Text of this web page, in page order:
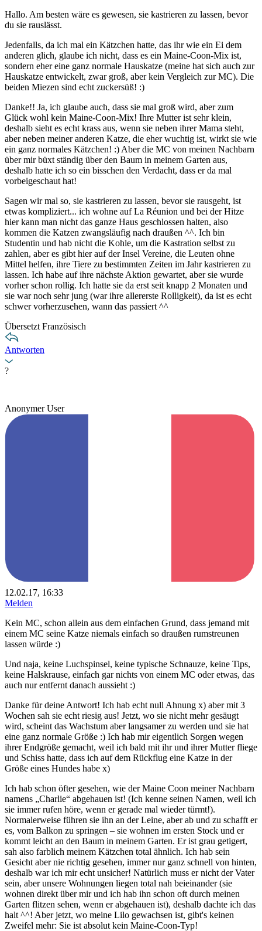
Hallo. Am besten wäre es gewesen, sie kastrieren zu lassen, bevor
du sie rauslässt.
Jedenfalls, da ich mal ein Kätzchen hatte, das ihr wie ein Ei dem
anderen glich, glaube ich nicht, dass es ein Maine-Coon-Mix ist,
sondern eher eine ganz normale Hauskatze (meine hat sich auch zur
Hauskatze entwickelt, zwar groß, aber kein Vergleich zur MC). Die
beiden Miezen sind echt zuckersüß! :)
Danke!! Ja, ich glaube auch, dass sie mal groß wird, aber zum
Glück wohl kein Maine-Coon-Mix! Ihre Mutter ist sehr klein,
deshalb sieht es echt krass aus, wenn sie neben ihrer Mama steht,
aber neben meiner anderen Katze, die eher wuchtig ist, wirkt sie wie
ein ganz normales Kätzchen! :) Aber die MC von meinen Nachbarn
über mir büxt ständig über den Baum in meinem Garten aus,
deshalb hatte ich so ein bisschen den Verdacht, dass er da mal
vorbeigeschaut hat!
Sagen wir mal so, sie kastrieren zu lassen, bevor sie rausgeht, ist
etwas kompliziert... ich wohne auf La Réunion und bei der Hitze
hier kann man nicht das ganze Haus geschlossen halten, also
kommen die Katzen zwangsläufig nach draußen ^^. Ich bin
Studentin und hab nicht die Kohle, um die Kastration selbst zu
zahlen, aber es gibt hier auf der Insel Vereine, die Leuten ohne
Mittel helfen, ihre Tiere zu bestimmten Zeiten im Jahr kastrieren zu
lassen. Ich habe auf ihre nächste Aktion gewartet, aber sie wurde
vorher schon rollig. Ich hatte sie da erst seit knapp 2 Monaten und
sie war noch sehr jung (war ihre allererste Rolligkeit), da ist es echt
schwer vorherzusehen, wann das passiert ^^
Übersetzt Französisch
Antworten
?
Anonymer User
12.02.17, 16:33
Melden
Kein MC, schon allein aus dem einfachen Grund, dass jemand mit
einem MC seine Katze niemals einfach so draußen rumstreunen
lassen würde :)
Und naja, keine Luchspinsel, keine typische Schnauze, keine Tips,
keine Halskrause, einfach gar nichts von einem MC oder etwas, das
auch nur entfernt danach aussieht :)
Danke für deine Antwort! Ich hab echt null Ahnung x) aber mit 3
Wochen sah sie echt riesig aus! Jetzt, wo sie nicht mehr gesäugt
wird, scheint das Wachstum aber langsamer zu werden und sie hat
eine ganz normale Größe :) Ich hab mir eigentlich Sorgen wegen
ihrer Endgröße gemacht, weil ich bald mit ihr und ihrer Mutter fliege
und Schiss hatte, dass ich auf dem Rückflug eine Katze in der
Größe eines Hundes habe x)
Ich hab schon öfter gesehen, wie der Maine Coon meiner Nachbarn
namens „Charlie“ abgehauen ist! (Ich kenne seinen Namen, weil ich
sie immer rufen höre, wenn er gerade mal wieder türmt!).
Normalerweise führen sie ihn an der Leine, aber ab und zu schafft er
es, vom Balkon zu springen – sie wohnen im ersten Stock und er
kommt leicht an den Baum in meinem Garten. Er ist grau getigert,
sah also farblich meinem Kätzchen total ähnlich. Ich hab sein
Gesicht aber nie richtig gesehen, immer nur ganz schnell von hinten,
deshalb war ich mir echt unsicher! Natürlich muss er nicht der Vater
sein, aber unsere Wohnungen liegen total nah beieinander (sie
wohnen direkt über mir und ich hab ihn schon oft durch meinen
Garten flitzen sehen, wenn er abgehauen ist), deshalb dachte ich das
halt ^^! Aber jetzt, wo meine Lilo gewachsen ist, gibt's keinen
Zweifel mehr: Sie ist absolut kein Maine-Coon-Typ!